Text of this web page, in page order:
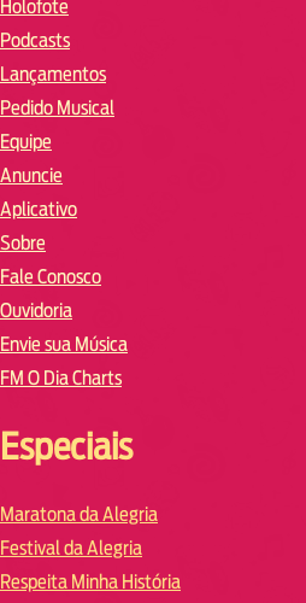
Holofote
Podcasts
Lançamentos
Pedido Musical
Equipe
Anuncie
Aplicativo
Sobre
Fale Conosco
Ouvidoria
Envie sua Música
FM O Dia Charts
Especiais
Maratona da Alegria
Festival da Alegria
Respeita Minha História